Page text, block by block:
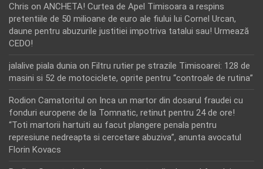
Chris on ANCHETA! Curtea de Apel Timisoara a respins
pretentiile de 50 milioane de euro ale fiului lui Cornel Urcan,
daune pentru abuzurile justitiei impotriva tatalui sau! Urmează
CEDO!
jalalive piala dunia on Filtru rutier pe strazile Timisoarei: 128 de
masini si 52 de motociclete, oprite pentru “controale de rutina”
Rodion Camatoritul on Inca un martor din dosarul fraudei cu
fonduri europene de la Tomnatic, retinut pentru 24 de ore!
“Toti martorii hartuiti au facut plangere penala pentru
represiune nedreapta si cercetare abuziva”, anunta avocatul
Florin Kovacs